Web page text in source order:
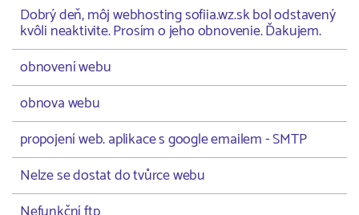
Dobrý deň, môj webhosting sofiia.wz.sk bol odstavený
kvôli neaktivite. Prosím o jeho obnovenie. Ďakujem.
obnovení webu
obnova webu
propojení web. aplikace s google emailem - SMTP
Nelze se dostat do tvůrce webu